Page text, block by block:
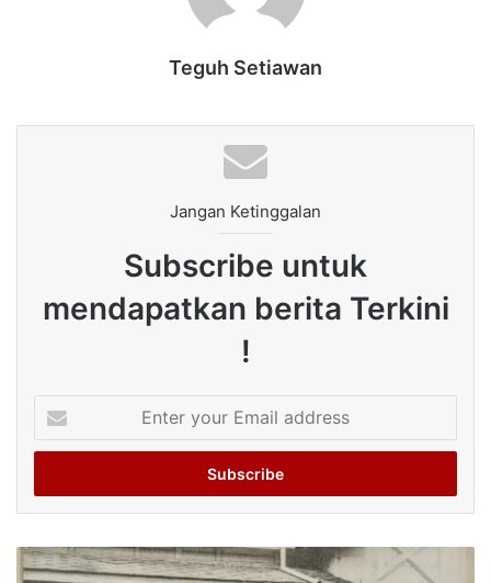
Teguh Setiawan
Jangan Ketinggalan
Subscribe untuk
mendapatkan berita Terkini
!
your
Email